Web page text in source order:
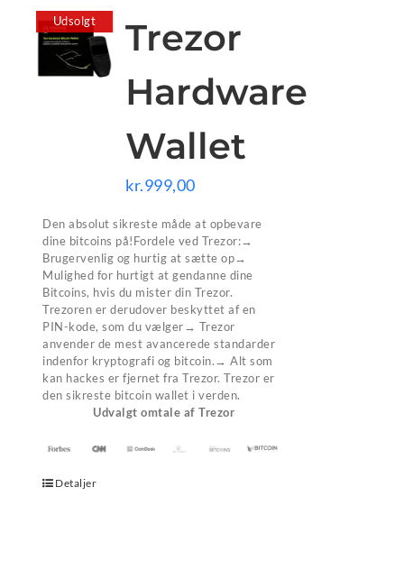
Udsolgt
Trezor
Hardware
Wallet
kr.999,00
Den absolut sikreste måde at opbevare
dine bitcoins på!Fordele ved Trezor:→
Brugervenlig og hurtig at sætte op→
Mulighed for hurtigt at gendanne dine
Bitcoins, hvis du mister din Trezor.
Trezoren er derudover beskyttet af en
PIN-kode, som du vælger→ Trezor
anvender de mest avancerede standarder
indenfor kryptografi og bitcoin.→ Alt som
kan hackes er fjernet fra Trezor. Trezor er
den sikreste bitcoin wallet i verden.
Udvalgt omtale af Trezor
Detaljer